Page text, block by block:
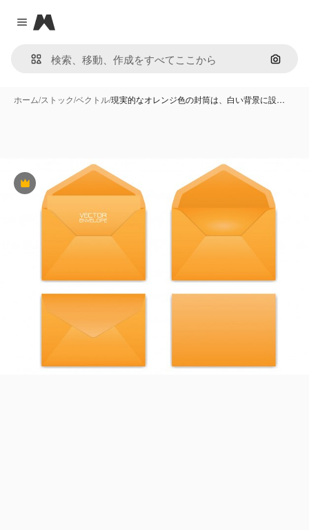
Close menu
Magnific
画像で
ホーム/ストック/ベクトル/現実的なオレンジ色の封筒は、白い背景に設…
Premium